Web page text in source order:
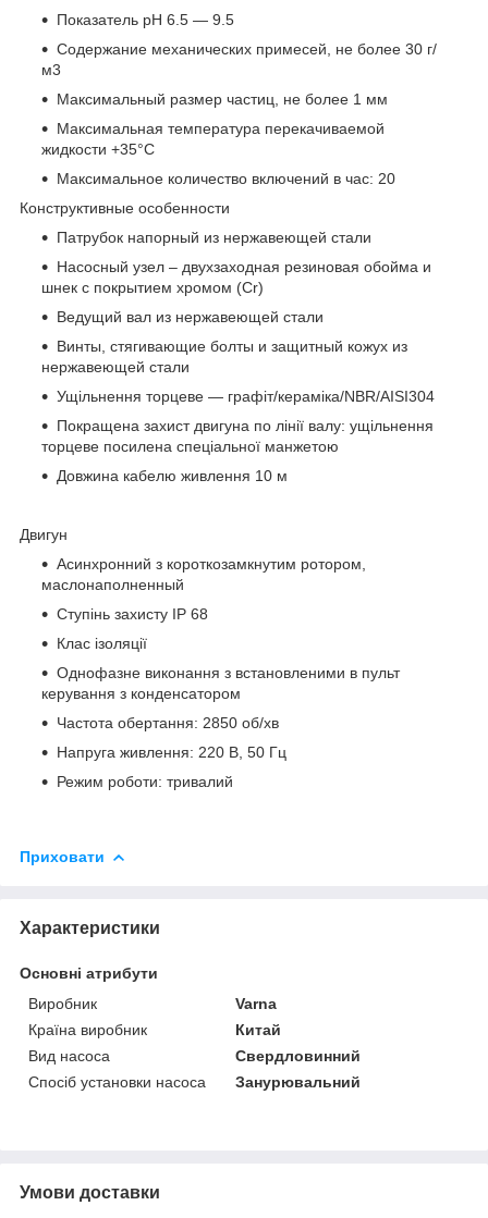
Показатель рН 6.5 — 9.5
Содержание механических примесей, не более 30 г/
м3
Максимальный размер частиц, не более 1 мм
Максимальная температура перекачиваемой
жидкости +35°С
Максимальное количество включений в час: 20
Конструктивные особенности
Патрубок напорный из нержавеющей стали
Насосный узел – двухзаходная резиновая обойма и
шнек с покрытием хромом (Cr)
Ведущий вал из нержавеющей стали
Винты, стягивающие болты и защитный кожух из
нержавеющей стали
Ущільнення торцеве — графіт/кераміка/NBR/AISI304
Покращена захист двигуна по лінії валу: ущільнення
торцеве посилена спеціальної манжетою
Довжина кабелю живлення 10 м
Двигун
Асинхронний з короткозамкнутим ротором,
маслонаполненный
Ступінь захисту IP 68
Клас ізоляції
Однофазне виконання з встановленими в пульт
керування з конденсатором
Частота обертання: 2850 об/хв
Напруга живлення: 220 В, 50 Гц
Режим роботи: тривалий
Приховати
Характеристики
Основні атрибути
Виробник
Varna
Країна виробник
Китай
Вид насоса
Свердловинний
Спосіб установки насоса
Занурювальний
Умови доставки